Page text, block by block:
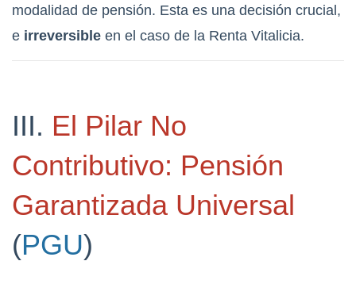
modalidad de pensión. Esta es una decisión crucial,
e irreversible en el caso de la Renta Vitalicia.
III. El Pilar No
Contributivo: Pensión
Garantizada Universal
(PGU)